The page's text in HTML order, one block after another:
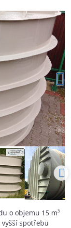
o objemu 15 m³
spotřebu